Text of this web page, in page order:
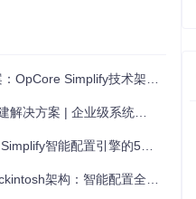
Simplify技术架构深度剖析
案 | 企业级系统部署工具
能配置引擎的5大技术突破
架构：智能配置全解析